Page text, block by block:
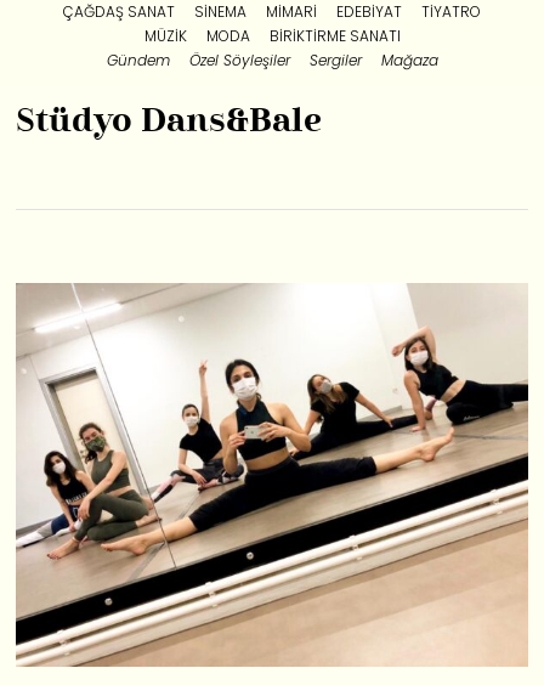
ÇAĞDAŞ SANAT SINEMA MIMARI EDEBIYAT
TIYATRO
MÜZIK
MODA
BIRIKTIRME SANATI
Gündem
Özel Söyleşiler Sergiler Mağaza
Stüdyo Dans&Bale